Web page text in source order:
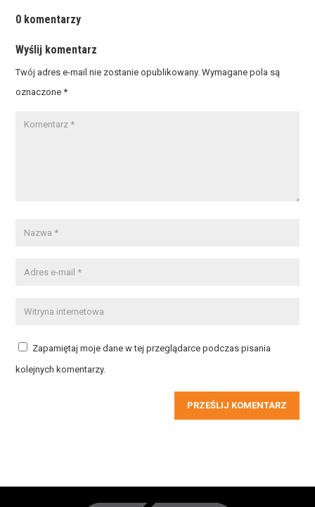
0 komentarzy
Wyślij komentarz
Twój adres e-mail nie zostanie opublikowany. Wymagane pola są
oznaczone*
Zapamiętaj moje dane w tej przeglądarce podczas pisania
kolejnych komentarzy.
PRZEŚLIJ KOMENTARZ